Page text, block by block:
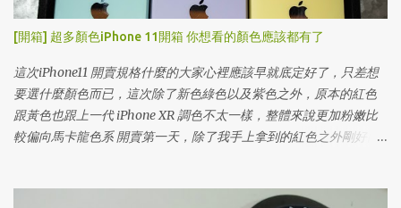
[開箱] 超多顏色iPhone 11開箱 你想看的顏色應該都有了
這次iPhone11 開賣規格什麼的大家心裡應該早就底定好了，只差想
要選什麼顏色而已，這次除了新色綠色以及紫色之外，原本的紅色
跟黃色也跟上一代 iPhone XR 調色不太一樣，整體來說更加粉嫩比
較偏向馬卡龍色系 開賣第一天，除了我手上拿到的紅色之外剛好同